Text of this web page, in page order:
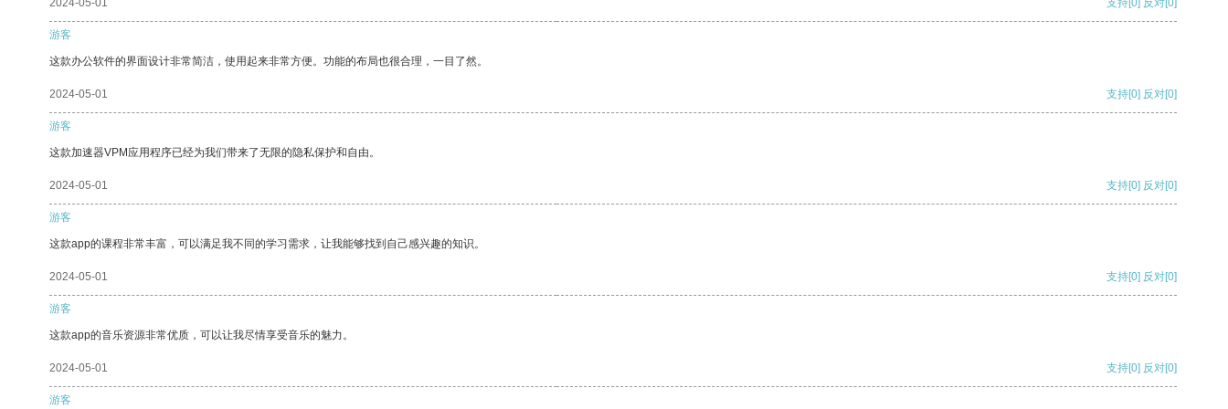
2024-05-01 支持[0] 反对[0]
游客
这款办公软件的界面设计非常简洁，使用起来非常方便。功能的布局也很合理，一目了然。
2024-05-01 支持[0] 反对[0]
游客
这款加速器VPM应用程序已经为我们带来了无限的隐私保护和自由。
2024-05-01 支持[0] 反对[0]
游客
这款app的课程非常丰富，可以满足我不同的学习需求，让我能够找到自己感兴趣的知识。
2024-05-01 支持[0] 反对[0]
游客
这款app的音乐资源非常优质，可以让我尽情享受音乐的魅力。
2024-05-01 支持[0] 反对[0]
游客